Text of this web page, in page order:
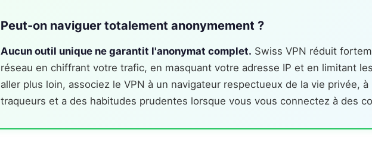
Peut-on naviguer totalement anonymement ?
Aucun outil unique ne garantit l'anonymat complet. Swiss VPN réduit
réseau en chiffrant votre trafic, en masquant votre adresse IP et en limitant
aller plus loin, associez le VPN à un navigateur respectueux de la vie privée,
traqueurs et a des habitudes prudentes lorsque vous vous connectez à des